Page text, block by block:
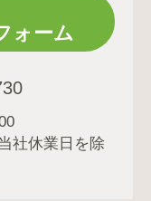
ォーム
社休業日を除